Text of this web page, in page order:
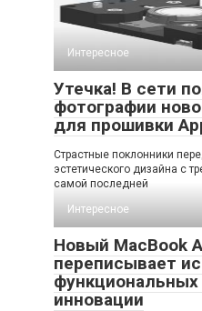
Интересное
Утечка! В сети
фотографии
для прошивки
Страстные поклонники
эстетического дизайна с
самой последней
Интересное
Новый MacBook
переписывает
инновации